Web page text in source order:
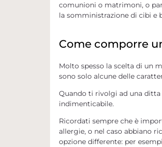
comunioni o matrimoni, o
la somministrazione di cibi e
Come comporre
Molto spesso la scelta di un
sono solo alcune delle
Quando ti rivolgi ad una ditta
indimenticabile.
Ricordati sempre che è
allergie, o nel caso abbiano
opzione differente: per